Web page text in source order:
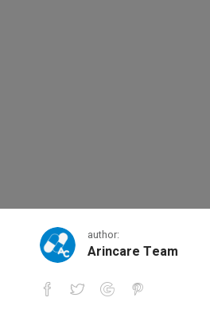
Capture2
author:
Arincare Team